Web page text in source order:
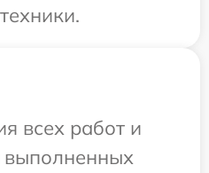
всех работ и
выполненных